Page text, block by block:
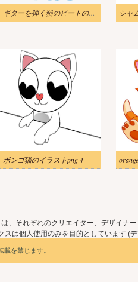
ギターを弾く猫のピートのイラスト シャ
ボンゴ猫のイラストpng 4
、それぞれのクリエイター、デザイ
は個人使用のみを目的としています (
を禁じます。